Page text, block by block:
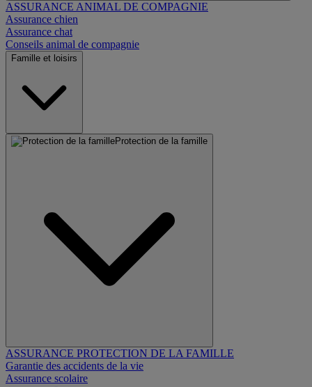
ASSURANCE ANIMAL DE COMPAGNIE
Assurance chien
Assurance chat
Conseils animal de compagnie
Famille et loisirs
Protection de la famille
ASSURANCE PROTECTION DE LA FAMILLE
Garantie des accidents de la vie
Assurance scolaire